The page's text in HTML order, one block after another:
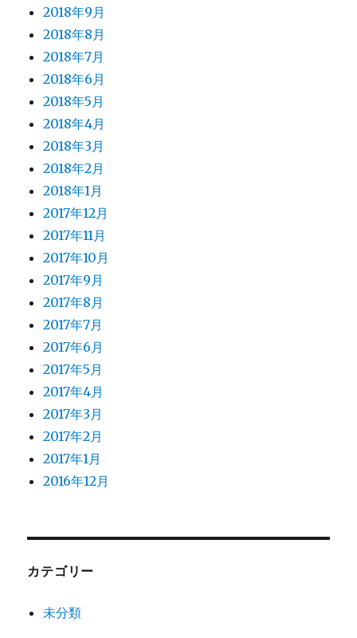
2018年9月
2018年8月
2018年7月
2018年6月
2018年5月
2018年4月
2018年3月
2018年2月
2018年1月
2017年12月
2017年11月
2017年10月
2017年9月
2017年8月
2017年7月
2017年6月
2017年5月
2017年4月
2017年3月
2017年2月
2017年1月
2016年12月
カテゴリー
未分類